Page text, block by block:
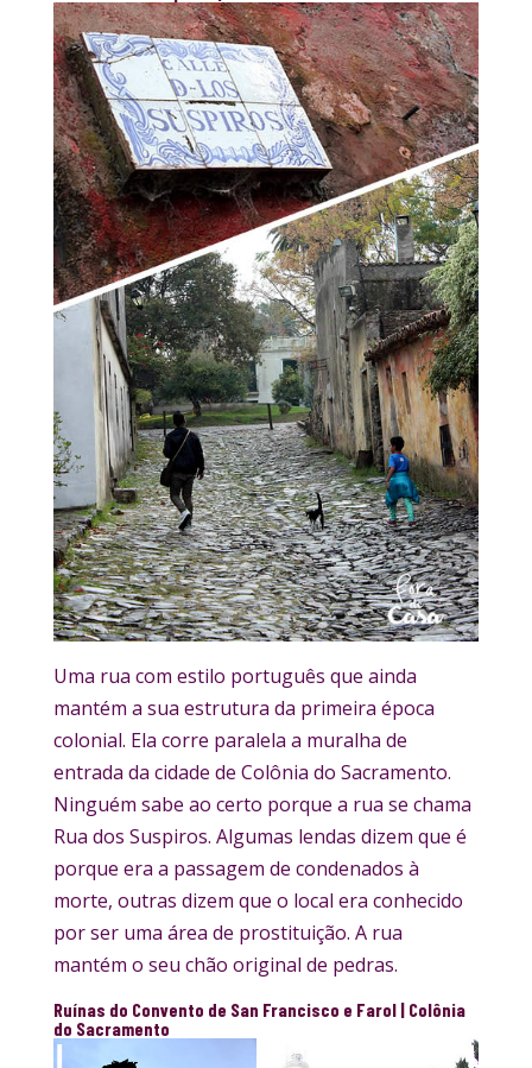
Uma rua com estilo português que ainda
mantém a sua estrutura da primeira época
colonial. Ela corre paralela a muralha de
entrada da cidade de Colônia do Sacramento.
Ninguém sabe ao certo porque a rua se chama
Rua dos Suspiros. Algumas lendas dizem que é
porque era a passagem de condenados à
morte, outras dizem que o local era conhecido
por ser uma área de prostituição. A rua
mantém o seu chão original de pedras.
Ruínas do Convento de San Francisco e Farol | Colônia
do Sacramento